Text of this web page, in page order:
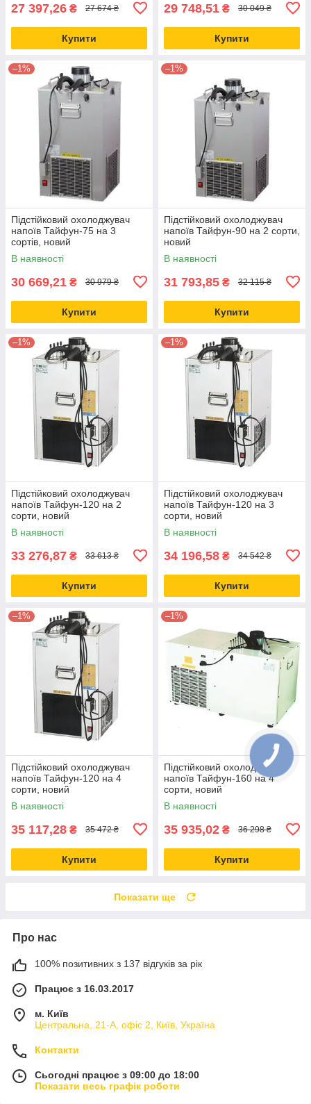
27 397,26 ₴ 27 674 ₴
Купити
29 748,51 ₴ 30 049 ₴
Купити
–1%
Підстійковий охолоджувач
напоїв Тайфун-75 на 3
сортів, новий
В наявності
30 669,21 ₴ 30 979 ₴
Купити
–1%
Підстійковий охолоджувач
напоїв Тайфун-90 на 2 сорти,
новий
В наявності
31 793,85 ₴ 32 115 ₴
Купити
–1%
Підстійковий охолоджувач
напоїв Тайфун-120 на 2
сорти, новий
В наявності
33 276,87 ₴ 33 613 ₴
Купити
–1%
Підстійковий охолоджувач
напоїв Тайфун-120 на 3
сорти, новий
В наявності
34 196,58 ₴ 34 542 ₴
Купити
–1%
Підстійковий охолоджувач
напоїв Тайфун-120 на 4
сорти, новий
В наявності
35 117,28 ₴ 35 472 ₴
Купити
–1%
Підстійковий охолоджувач
напоїв Тайфун-160 на 4
сорти, новий
В наявності
35 935,02 ₴ 36 298 ₴
Купити
Показати ще
Про нас
100% позитивних з 137 відгуків за рік
Працює з 16.03.2017
м. Київ
Центральна, 21-А, офіс 2, Київ, Україна
Контакти
Сьогодні працює з 09:00 до 18:00
Показати весь графік роботи